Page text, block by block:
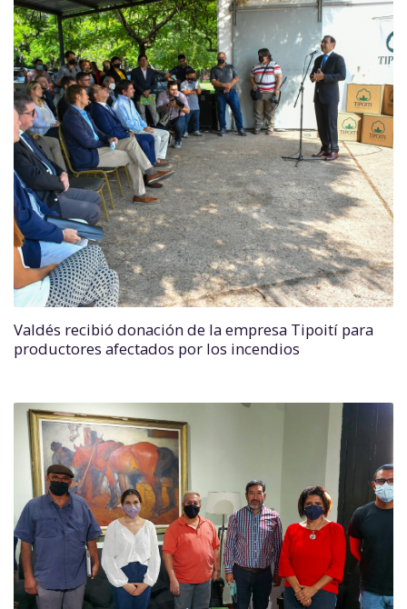
Valdés recibió donación de la empresa Tipoití para
productores afectados por los incendios